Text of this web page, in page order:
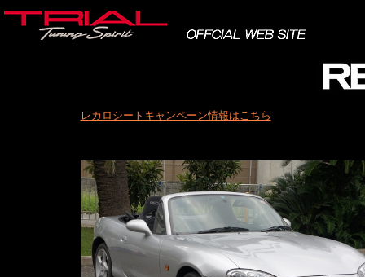
レカロシートキャンペーン情報はこちら